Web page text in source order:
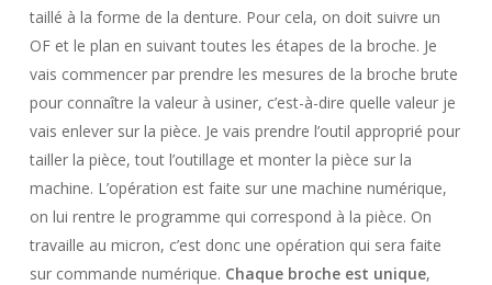
taillé à la forme de la denture. Pour cela, on doit suivre un
OF et le plan en suivant toutes les étapes de la broche. Je
vais commencer par prendre les mesures de la broche brute
pour connaître la valeur à usiner, c’est-à-dire quelle valeur je
vais enlever sur la pièce. Je vais prendre l’outil approprié pour
tailler la pièce, tout l’outillage et monter la pièce sur la
machine. L’opération est faite sur une machine numérique,
on lui rentre le programme qui correspond à la pièce. On
travaille au micron, c’est donc une opération qui sera faite
sur commande numérique. Chaque broche est unique,